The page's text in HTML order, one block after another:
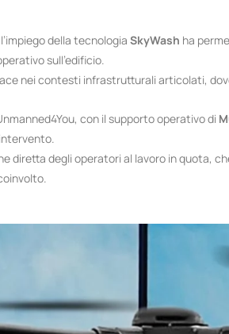
della tecnologia SkyWash ha
sull’edificio.
nei contesti infrastrutturali articolati,
con il supporto operativo di
diretta degli operatori al lavoro in quota,